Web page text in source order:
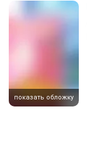
показать обложку